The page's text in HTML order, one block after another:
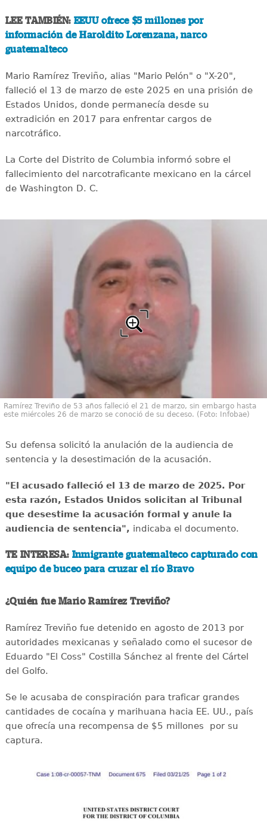
LEE TAMBIÉN: EEUU ofrece $5 millones por
información de Haroldito Lorenzana, narco
guatemalteco
Mario Ramírez Treviño, alias "Mario Pelón" o "X-20",
falleció el 13 de marzo de este 2025 en una prisión de
Estados Unidos, donde permanecía desde su
extradición en 2017 para enfrentar cargos de
narcotráfico.
La Corte del Distrito de Columbia informó sobre el
fallecimiento del narcotraficante mexicano en la cárcel
de Washington D. C.
Ramírez Treviño de 53 años falleció el 21 de marzo, sin embargo hasta
este miércoles 26 de marzo se conoció de su deceso. (Foto: Infobae)
Su defensa solicitó la anulación de la audiencia de
sentencia y la desestimación de la acusación.
"El acusado falleció el 13 de marzo de 2025. Por
esta razón, Estados Unidos solicitan al Tribunal
que desestime la acusación formal y anule la
audiencia de sentencia", indicaba el documento.
TE INTERESA: Inmigrante guatemalteco capturado con
equipo de buceo para cruzar el río Bravo
¿Quién fue Mario Ramírez Treviño?
Ramírez Treviño fue detenido en agosto de 2013 por
autoridades mexicanas y señalado como el sucesor de
Eduardo "El Coss" Costilla Sánchez al frente del Cártel
del Golfo.
Se le acusaba de conspiración para traficar grandes
cantidades de cocaína y marihuana hacia EE. UU., país
que ofrecía una recompensa de $5 millones por su
captura.